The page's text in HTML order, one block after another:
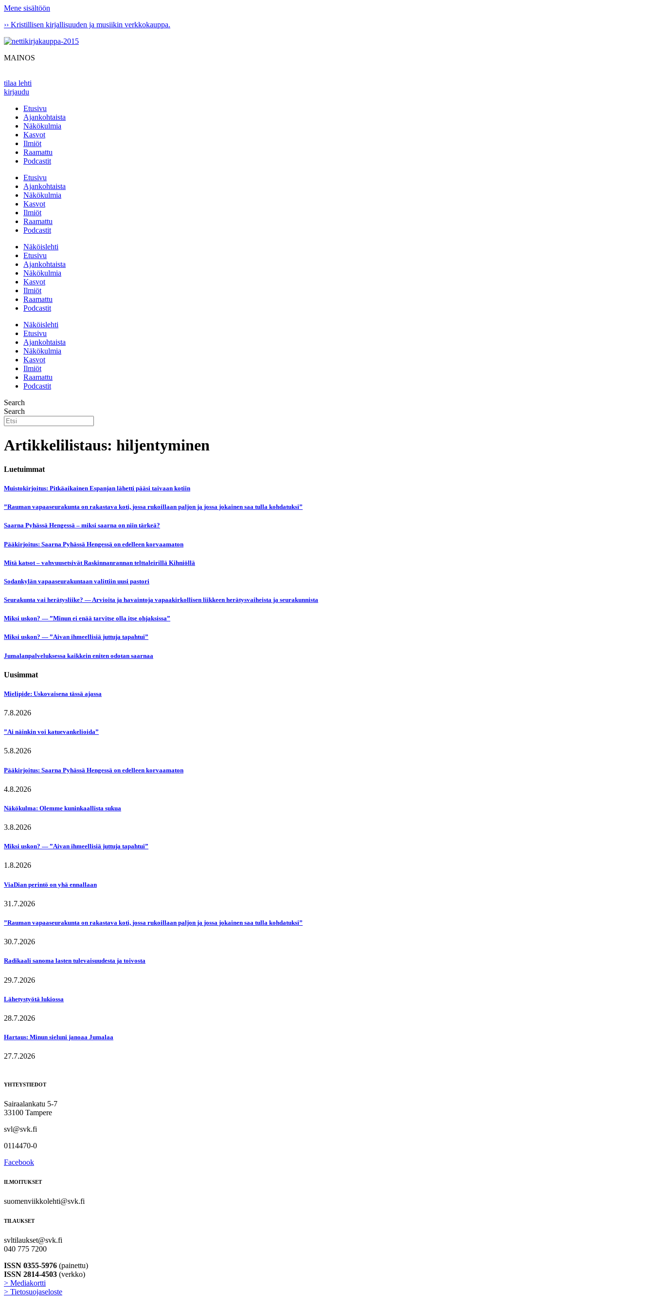
Mene sisältöön
›› Kristillisen kirjallisuuden ja musiikin verkkokauppa.
MAINOS
tilaa lehti
kirjaudu
Etusivu
Ajankohtaista
Näkökulmia
Kasvot
Ilmiöt
Raamattu
Podcastit
Etusivu
Ajankohtaista
Näkökulmia
Kasvot
Ilmiöt
Raamattu
Podcastit
Näköislehti
Etusivu
Ajankohtaista
Näkökulmia
Kasvot
Ilmiöt
Raamattu
Podcastit
Näköislehti
Etusivu
Ajankohtaista
Näkökulmia
Kasvot
Ilmiöt
Raamattu
Podcastit
Search
Search
Artikkelilistaus: hiljentyminen
Luetuimmat
Muistokirjoitus: Pitkäaikainen Espanjan lähetti pääsi taivaan kotiin
”Rauman vapaaseurakunta on rakastava koti, jossa rukoillaan paljon ja jossa jokainen saa tulla kohdatuksi”
Saarna Pyhässä Hengessä – miksi saarna on niin tärkeä?
Pääkirjoitus: Saarna Pyhässä Hengessä on edelleen korvaamaton
Mitä katsot – vahvuusetsivät Raskinnanrannan telttaleirillä Kihniöllä
Sodankylän vapaaseurakuntaan valittiin uusi pastori
Seurakunta vai herätysliike? — Arvioita ja havaintoja vapaakirkollisen liikkeen herätysvaiheista ja seurakunnista
Miksi uskon? — ”Minun ei enää tarvitse olla itse ohjaksissa”
Miksi uskon? — ”Aivan ihmeellisiä juttuja tapahtui”
Jumalanpalveluksessa kaikkein eniten odotan saarnaa
Uusimmat
Mielipide: Uskovaisena tässä ajassa
7.8.2026
”Ai näinkin voi katuevankelioida”
5.8.2026
Pääkirjoitus: Saarna Pyhässä Hengessä on edelleen korvaamaton
4.8.2026
Näkökulma: Olemme kuninkaallista sukua
3.8.2026
Miksi uskon? — ”Aivan ihmeellisiä juttuja tapahtui”
1.8.2026
ViaDian perintö on yhä ennallaan
31.7.2026
”Rauman vapaaseurakunta on rakastava koti, jossa rukoillaan paljon ja jossa jokainen saa tulla kohdatuksi”
30.7.2026
Radikaali sanoma lasten tulevaisuudesta ja toivosta
29.7.2026
Lähetystyötä lukiossa
28.7.2026
Hartaus: Minun sieluni janoaa Jumalaa
27.7.2026
YHTEYSTIEDOT
Sairaalankatu 5-7
33100 Tampere
svl@svk.fi
0114470-0
Facebook
ILMOITUKSET
suomenviikkolehti@svk.fi
TILAUKSET
svltilaukset@svk.fi
040 775 7200
ISSN 0355-5976 (painettu)
ISSN 2814-4503 (verkko)
> Mediakortti
> Tietosuojaseloste